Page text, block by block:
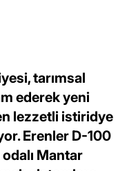
tarımsal
ederek yeni
lezzetli istiridye
Erenler D-100
Mantar